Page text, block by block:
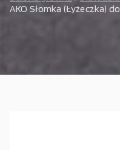
AKO Słomka (Łyżeczka)